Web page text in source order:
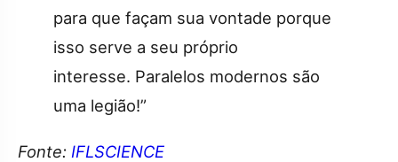
para que façam sua vontade porque
isso serve a seu próprio
interesse. Paralelos modernos são
uma legião!”
Fonte: IFLSCIENCE